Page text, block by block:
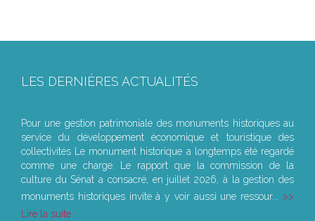
LES DERNIÈRES ACTUALITÉS
Pour une gestion patrimoniale des monuments historiques au
service du développement économique et touristique des
collectivités Le monument historique a longtemps été regardé
comme une charge. Le rapport que la commission de la
culture du Sénat a consacré, en juillet 2026, à la gestion des
monuments historiques invite à y voir aussi une ressour...
Lire la suite